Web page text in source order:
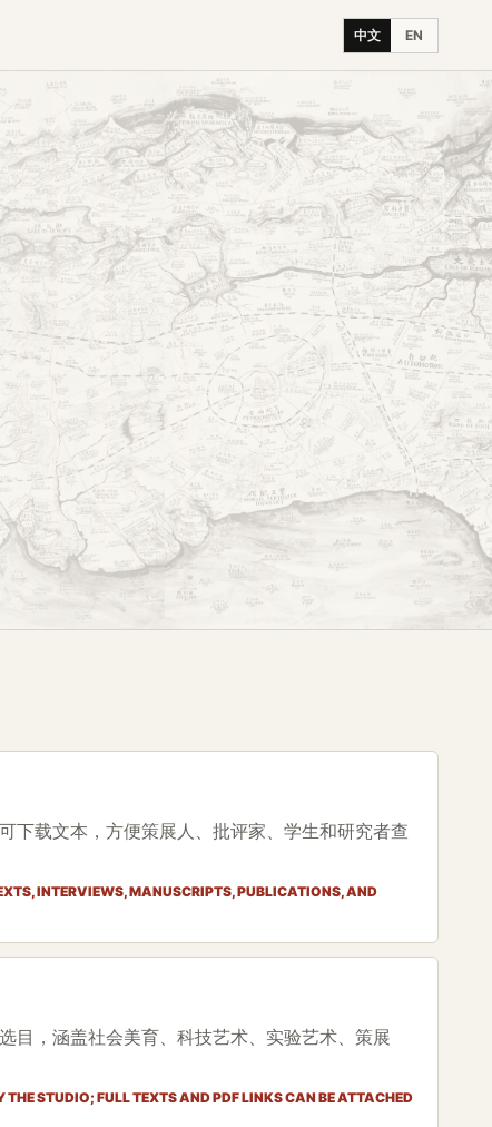
中文 EN
下载文本，方便策展人、批评家、学生和研究者查
INTERVIEWS, MANUSCRIPTS, PUBLICATIONS, AND
目，涵盖社会美育、科技艺术、实验艺术、策展
STUDIO; FULL TEXTS AND PDF LINKS CAN BE ATTACHED